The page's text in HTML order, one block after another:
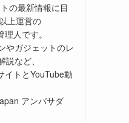
の最新情報に目
上運営の
人です。
やガジェットのレ
など、
イトとYouTube動
アンバサダ